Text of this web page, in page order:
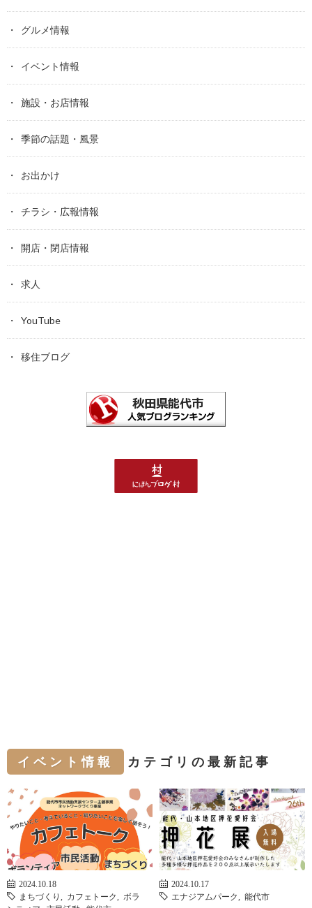
グルメ情報
イベント情報
施設・お店情報
季節の話題・風景
お出かけ
チラシ・広報情報
開店・閉店情報
求人
YouTube
移住ブログ
イベント情報 カテゴリの最新記事
2024.10.18
まちづくり
カフェトーク
ボラ
2024.10.17
エナジアムパーク
能代市